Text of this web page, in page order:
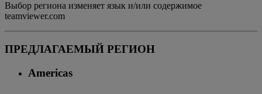
Выбор региона изменяет язык и/или содержимое
teamviewer.com
ПРЕДЛАГАЕМЫЙ РЕГИОН
Americas